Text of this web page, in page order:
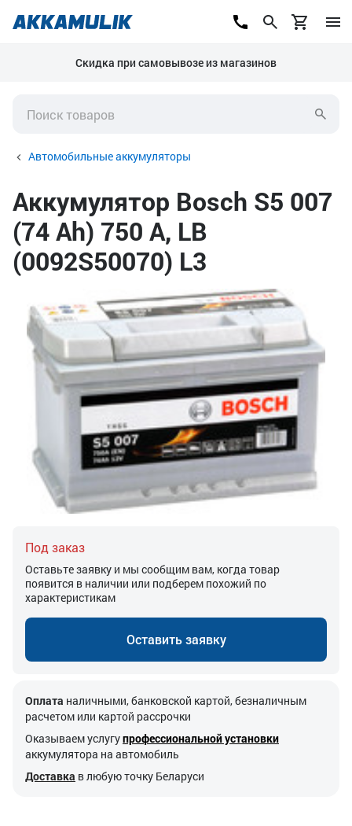
Скидка при самовывозе из магазинов
Автомобильные аккумуляторы
Аккумулятор Bosch S5 007
(74 Ah) 750 А, LB
(0092S50070) L3
Под заказ
Оставьте заявку и мы сообщим вам, когда товар
появится в наличии или подберем похожий по
характеристикам
Оставить заявку
Оплата наличными, банковской картой, безналичным
расчетом или картой рассрочки
Оказываем услугупрофессиональной установки
аккумулятора на автомобиль
Доставка в любую точку Беларуси